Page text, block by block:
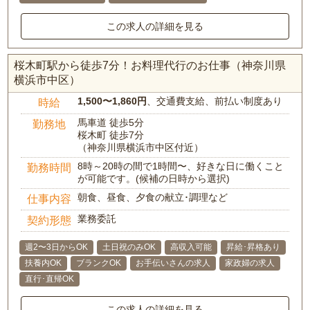
この求人の詳細を見る
桜木町駅から徒歩7分！お料理代行のお仕事（神奈川県
横浜市中区）
時給 1,500〜1,860円 、交通費支給、前払い制度あり
勤務地
馬車道 徒歩5分
桜木町 徒歩7分
（神奈川県横浜市中区付近）
勤務時間
8時～20時の間で1時間〜、好きな日に働くこと
が可能です。(候補の日時から選択)
仕事内容 朝食、昼食、夕食の献立･調理など
契約形態 業務委託
週2〜3日からOK 土日祝のみOK 高収入可能
昇給･昇格あり
扶養内OK
ブランクOK お手伝いさんの求人
家政婦の求人
直行･直帰OK